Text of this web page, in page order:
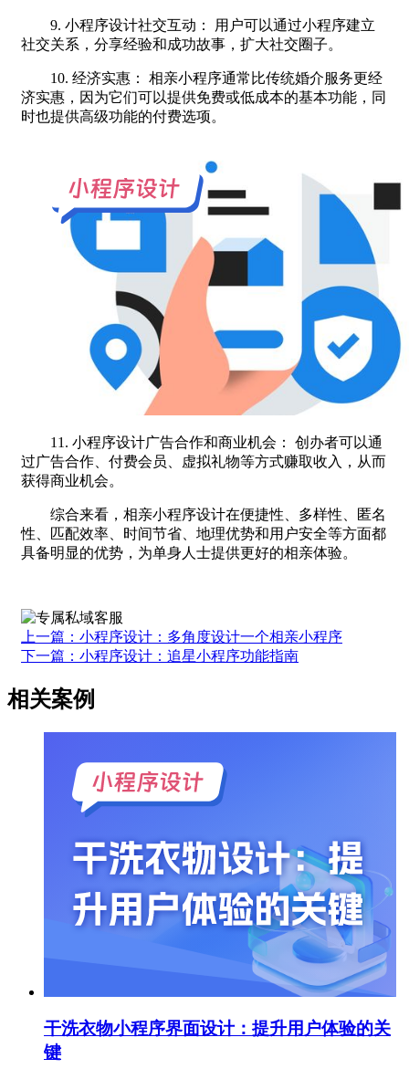
9. 小程序设计社交互动： 用户可以通过小程序建立
社交关系，分享经验和成功故事，扩大社交圈子。
10. 经济实惠： 相亲小程序通常比传统婚介服务更经
济实惠，因为它们可以提供免费或低成本的基本功能，同
时也提供高级功能的付费选项。
11. 小程序设计广告合作和商业机会： 创办者可以通
过广告合作、付费会员、虚拟礼物等方式赚取收入，从而
获得商业机会。
综合来看，相亲小程序设计在便捷性、多样性、匿名
性、匹配效率、时间节省、地理优势和用户安全等方面都
具备明显的优势，为单身人士提供更好的相亲体验。
上一篇：小程序设计：多角度设计一个相亲小程序
下一篇：小程序设计：追星小程序功能指南
相关案例
干洗衣物小程序界面设计：提升用户体验的关
键